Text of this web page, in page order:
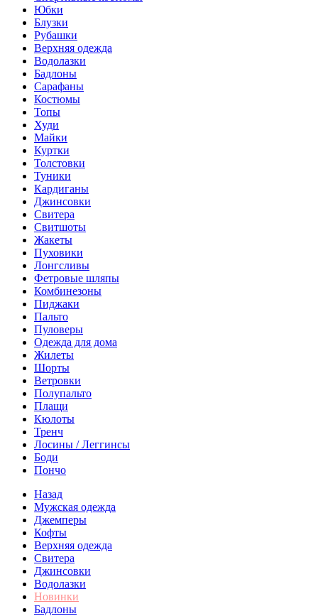
Юбки
Блузки
Рубашки
Верхняя одежда
Водолазки
Бадлоны
Сарафаны
Костюмы
Топы
Худи
Майки
Куртки
Толстовки
Туники
Кардиганы
Джинсовки
Свитера
Свитшоты
Жакеты
Пуховики
Лонгсливы
Фетровые шляпы
Комбинезоны
Пиджаки
Пальто
Пуловеры
Одежда для дома
Жилеты
Шорты
Ветровки
Полупальто
Плащи
Кюлоты
Тренч
Лосины / Леггинсы
Боди
Пончо
Назад
Мужская одежда
Джемперы
Кофты
Верхняя одежда
Свитера
Джинсовки
Водолазки
Новинки
Бадлоны